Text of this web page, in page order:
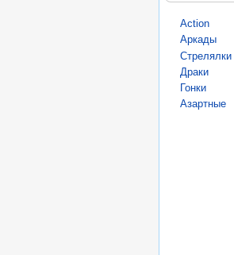
Action
Аркады
Стрелялки
Драки
Гонки
Азартные